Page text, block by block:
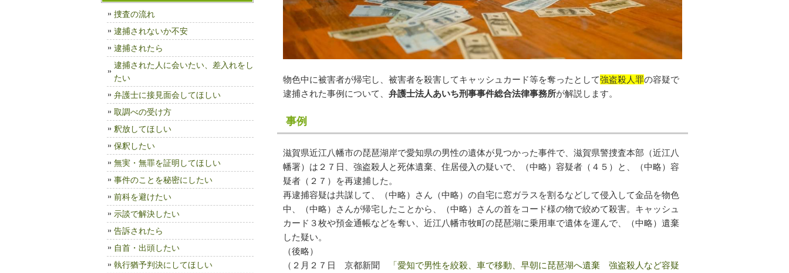
物色中に被害者が帰宅し、被害者を殺害してキャッシュカード等を奪ったとして強盗殺人罪の容疑で
逮捕された事例について、 弁護士法人あいち刑事事件総合法律事務所が解説します。
事例
滋賀県近江八幡市の琵琶湖岸で愛知県の男性の遺体が見つかった事件で、滋賀県警捜査本部（近江八
幡署）は２７日、強盗殺人と死体遺棄、住居侵入の疑いで、（中略）容疑者（４５）と、（中略）容
疑者（２７）を再逮捕した。
再逮捕容疑は共謀して、（中略）さん（中略）の自宅に窓ガラスを割るなどして侵入して金品を物色
中、（中略）さんが帰宅したことから、（中略）さんの首をコード様の物で絞めて殺害。キャッシュ
カード３枚や預金通帳などを奪い、近江八幡市牧町の琵琶湖に乗用車で遺体を運んで、（中略）遺棄
した疑い。
（後略）
（２月２７日 京都新聞
「愛知で男性を絞殺、車で移動、早朝に琵琶湖へ遺棄 強盗殺人など容疑
捜査の流れ
逮捕されないか不安
逮捕されたら
逮捕された人に会いたい、差入れをし
たい
弁護士に接見面会してほしい
取調べの受け方
釈放してほしい
保釈したい
無実・無罪を証明してほしい
事件のことを秘密にしたい
前科を避けたい
示談で解決したい
告訴されたら
自首・出頭したい
執行猶予判決にしてほしい